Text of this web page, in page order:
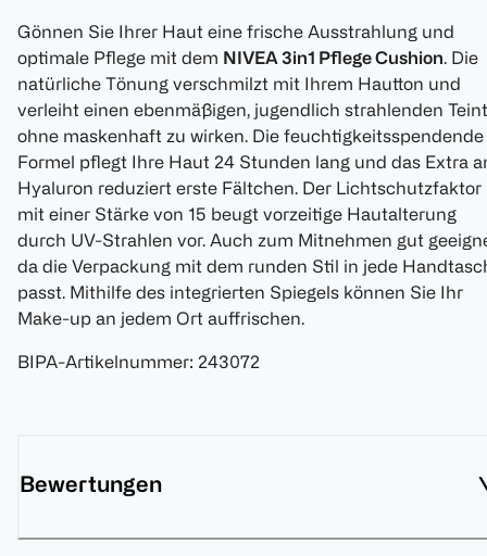
Gönnen Sie Ihrer Haut eine frische Ausstrahlung und
optimale Pflege mit dem NIVEA 3in1 Pflege Cushion. Die
natürliche Tönung verschmilzt mit Ihrem Hautton und
verleiht einen ebenmäßigen, jugendlich strahlenden Teint
ohne maskenhaft zu wirken. Die feuchtigkeitsspendende
Formel pflegt Ihre Haut 24 Stunden lang und das Extra
Hyaluron reduziert erste Fältchen. Der Lichtschutzfaktor
mit einer Stärke von 15 beugt vorzeitige Hautalterung
durch UV-Strahlen vor. Auch zum Mitnehmen gut
da die Verpackung mit dem runden Stil in jede
passt. Mithilfe des integrierten Spiegels können Sie Ihr
Make-up an jedem Ort auffrischen.
BIPA-Artikelnummer: 243072
Bewertungen